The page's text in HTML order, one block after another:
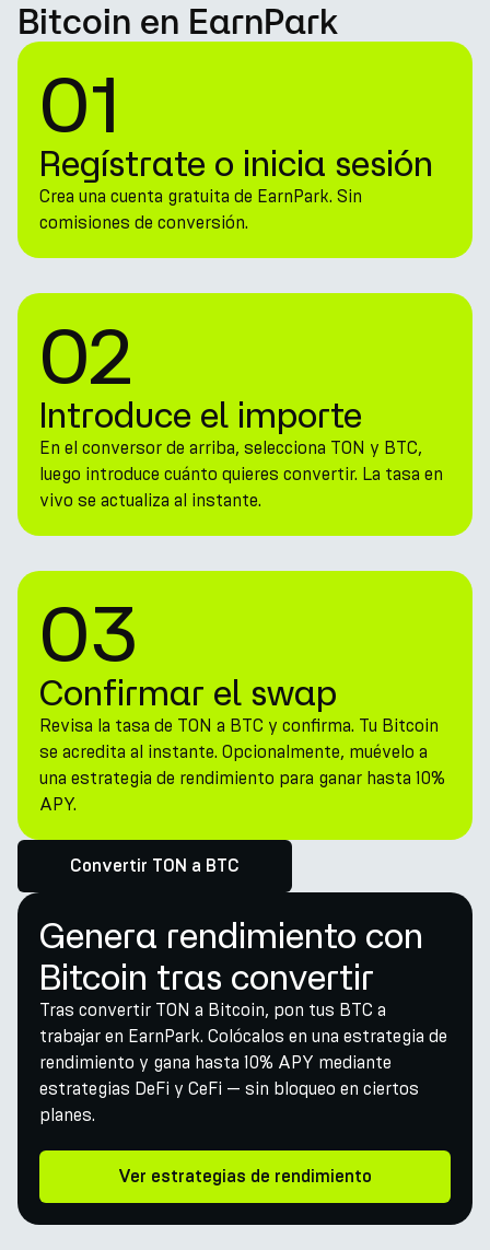
Bitcoin en EarnPark
01
Regístrate o inicia sesión
Crea una cuenta gratuita de EarnPark. Sin
comisiones de conversión.
02
Introduce el importe
En el conversor de arriba, selecciona TON y BTC,
luego introduce cuánto quieres convertir. La tasa en
vivo se actualiza al instante.
03
Confirmar el swap
Revisa la tasa de TON a BTC y confirma. Tu Bitcoin
se acredita al instante. Opcionalmente, muévelo a
una estrategia de rendimiento para ganar hasta 10%
APY.
Convertir TON a BTC
Genera rendimiento con
Bitcoin tras convertir
Tras convertir TON a Bitcoin, pon tus BTC a
trabajar en EarnPark. Colócalos en una estrategia de
rendimiento y gana hasta 10% APY mediante
estrategias DeFi y CeFi — sin bloqueo en ciertos
planes.
Ver estrategias de rendimiento